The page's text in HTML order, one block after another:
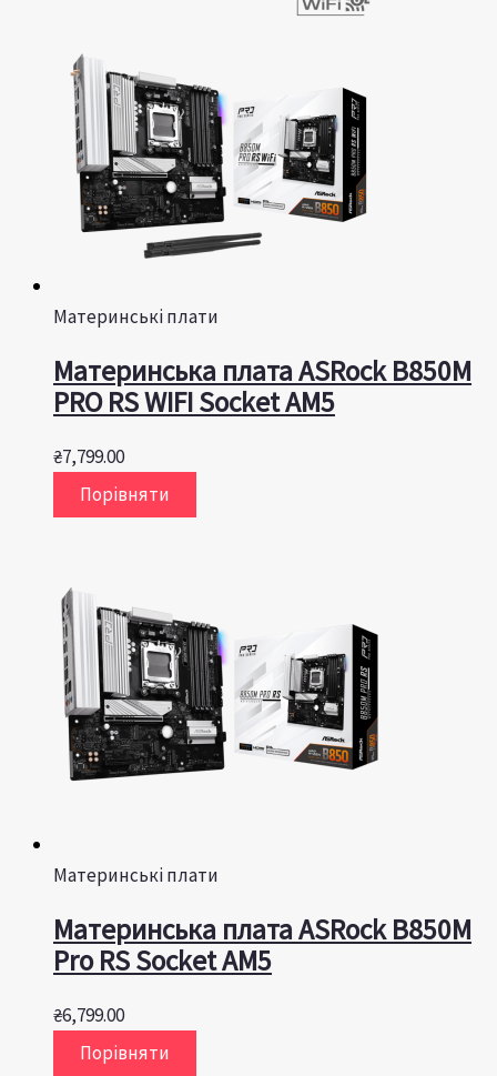
Материнські плати
Материнська плата ASRock B850M
PRO RS WIFI Socket AM5
₴7,799.00
Порівняти
Материнські плати
Материнська плата ASRock B850M
Pro RS Socket AM5
₴6,799.00
Порівняти